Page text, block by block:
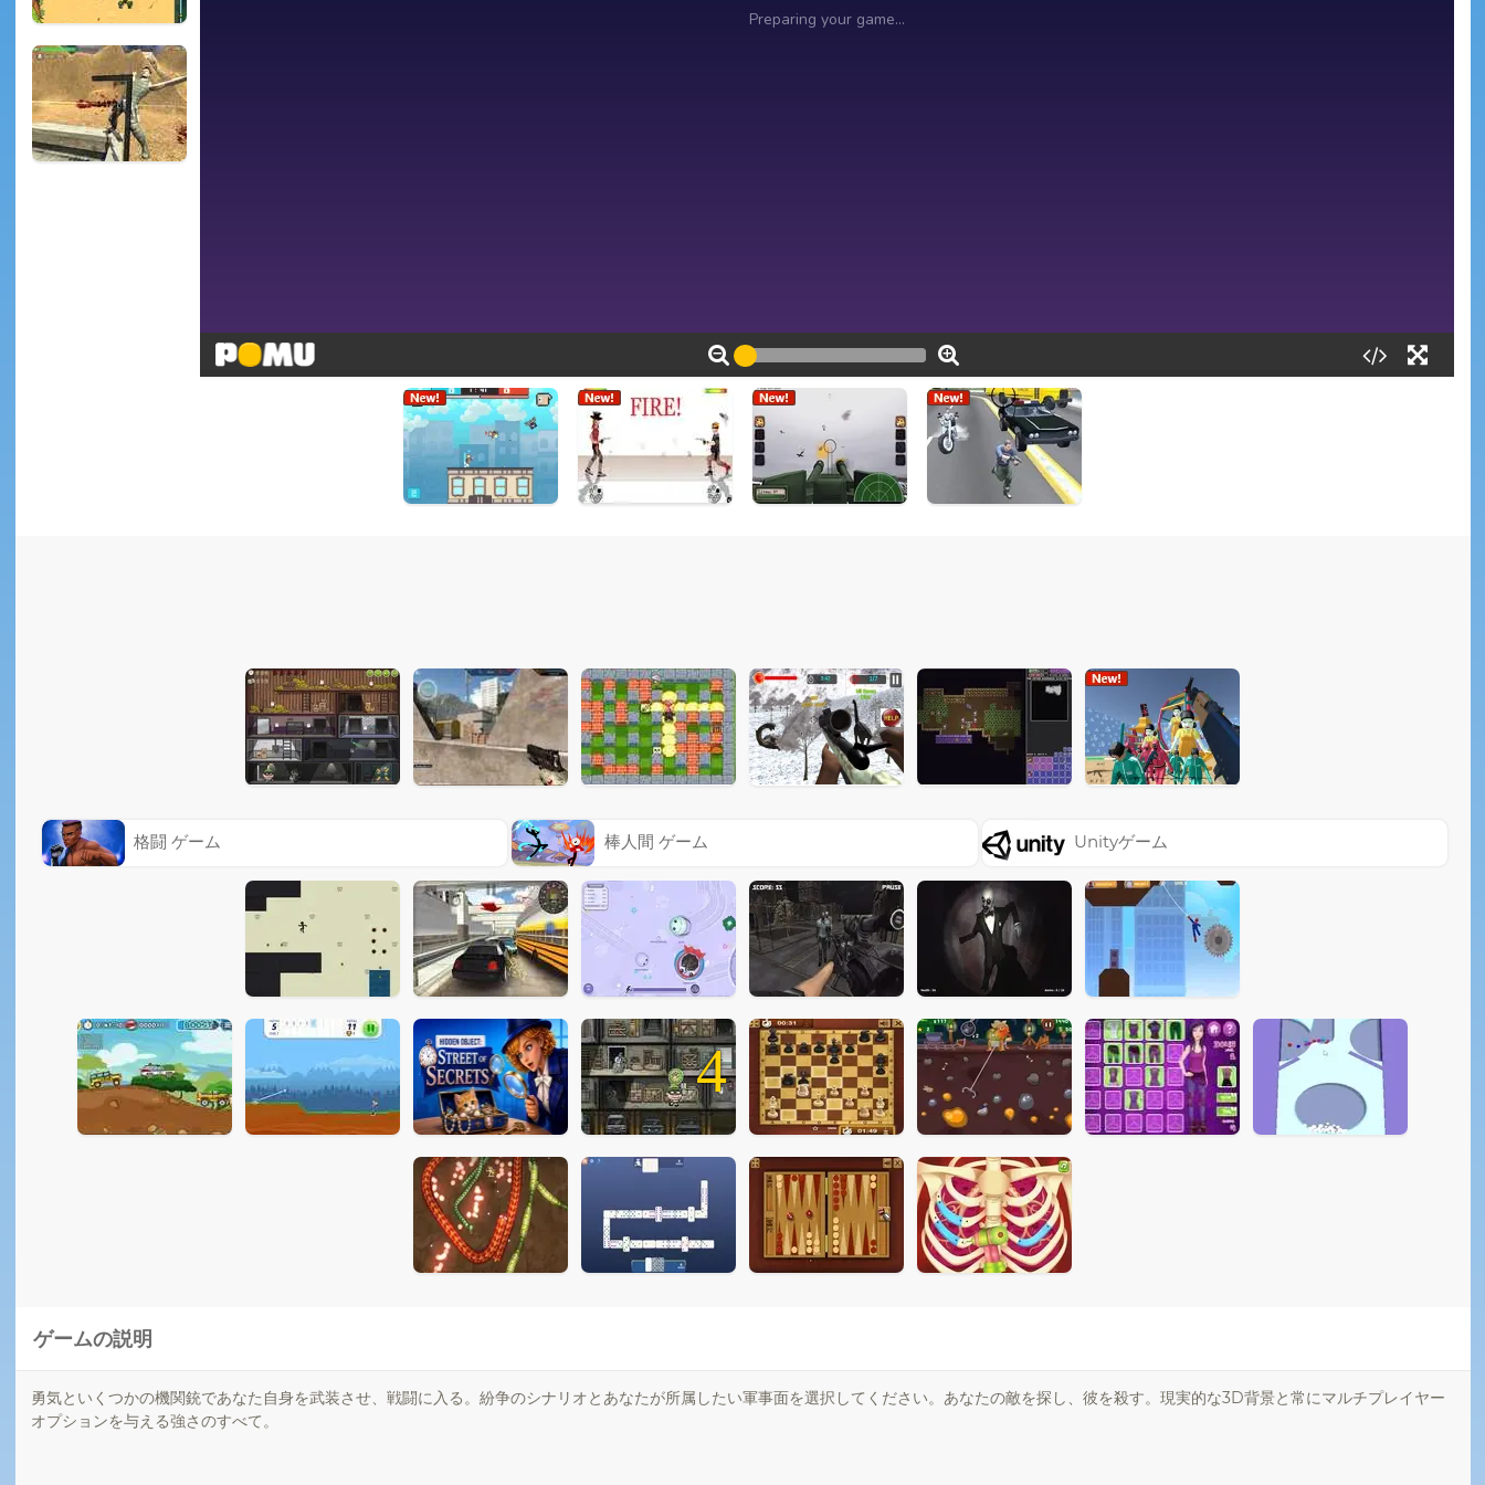
格闘 ゲーム 棒人間 ゲーム Unityゲーム
4
ゲームの説明
勇気といくつかの機関銃であなた自身を武装させ、戦闘に入る。紛争のシナリオとあなたが所属したい軍事面を選択してください。あなたの敵を探し、彼を殺す。現実的な3D背景と常にマルチプレイヤー
オプションを与える強さのすべて。